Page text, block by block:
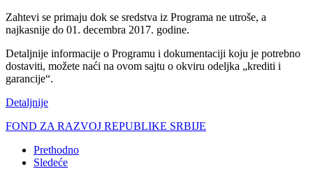
Zahtevi se primaju dok se sredstva iz Programa ne utroše, a
najkasnije do 01. decembra 2017. godine.
Detaljnije informacije o Programu i dokumentaciji koju je potrebno
dostaviti, možete naći na ovom sajtu o okviru odeljka „krediti i
garancije“.
Detaljnije
FOND ZA RAZVOJ REPUBLIKE SRBIJE
Prethodno
Sledeće